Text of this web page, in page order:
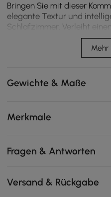
Bringen Sie mit dieser
elegante Textur und
Schlafzimmer. Verleiht
Charme und bietet
Die eingebaute Ladestation
Geräte mit Strom versorgt
In den Schubladen lassen
schläfriger Reichweite
morgendlichen
Mehr
Gewichte & Maße
Merkmale
Fragen & Antworten
Versand & Rückgabe